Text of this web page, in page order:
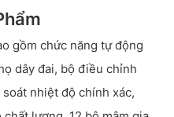
gồm chức năng tự động
dây đai, bộ điều chỉnh
nhiệt độ chính xác,